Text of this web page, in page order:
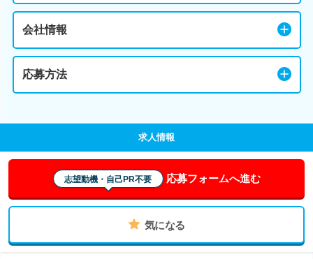
会社情報
応募方法
求人情報
志望動機・自己PR不要 応募フォームへ進む
気になる